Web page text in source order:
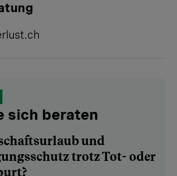
sich beraten
und
trotz Tot- oder